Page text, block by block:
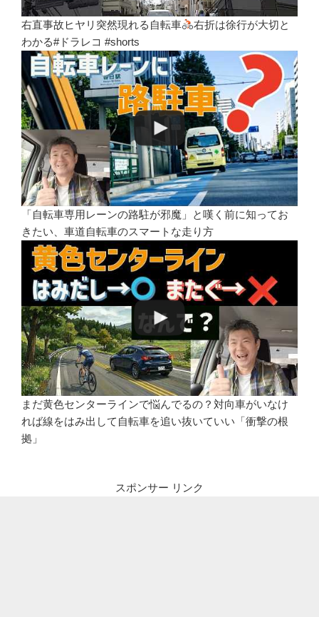
右直事故ヒヤリ突然現れる自転車
右折は徐行が大切と
わかる#ドラレコ #shorts
「自転車専用レーンの路駐が邪魔」と嘆く前に知ってお
きたい、車道自転車のスマートな走り方
まだ黄色センターラインで悩んでるの？対向車がいなけ
れば線をはみ出して自転車を追い抜いていい「衝撃の根
拠」
スポンサー リンク